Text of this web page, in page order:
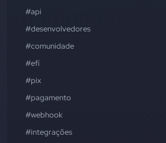
#api
#desenvolvedores
#comunidade
#efí
#pix
#pagamento
#webhook
#integrações